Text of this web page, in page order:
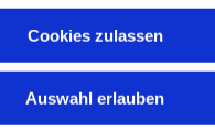
Cookies zulassen
Auswahl erlauben